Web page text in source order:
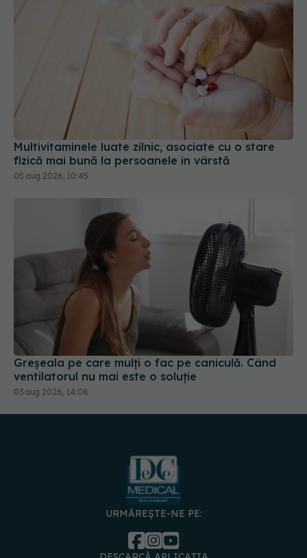
Multivitaminele luate zilnic, asociate cu o stare
fizică mai bună la persoanele în vârstă
05 aug 2026, 10:45
Greșeala pe care mulți o fac pe caniculă. Când
ventilatorul nu mai este o soluție
03 aug 2026, 14:08
URMĂREȘTE-NE PE: